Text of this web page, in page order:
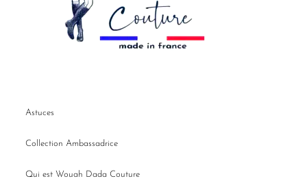
Astuces
Collection Ambassadrice
Qui est Wouah Dada Couture